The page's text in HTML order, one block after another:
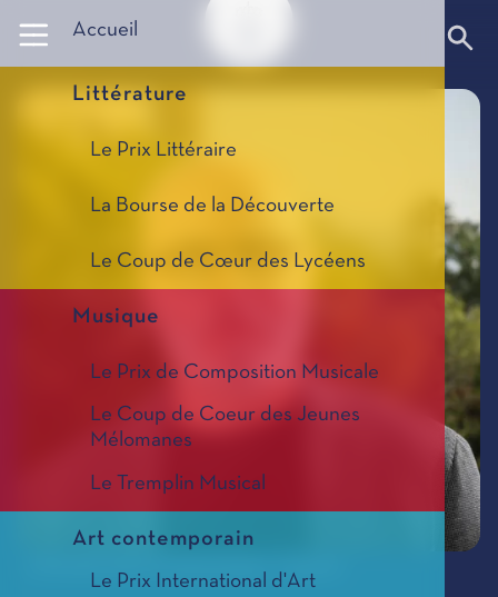
Accueil
Littérature
Le Prix Littéraire
La Bourse de la Découverte
Le Coup de Cœur des Lycéens
Musique
Le Prix de Composition Musicale
Le Coup de Coeur des Jeunes
Mélomanes
Le Tremplin Musical
Art contemporain
Le Prix International d'Art